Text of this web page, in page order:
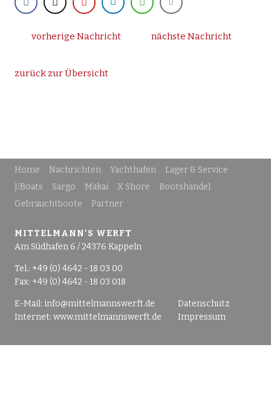
vorherige Nachricht nächste Nachricht
zurück zur Übersicht
Home Nachrichten Yachthafen
Lager & Service
J/Boats
Sargo Makai X Shore
Bootshandel
Gebrauchtboote
Partner
MITTELMANN'S WERFT
Am Südhafen 6 / 24376 Kappeln
Tel.: +49 (0) 4642 - 18 03 00
Fax: +49 (0) 4642 - 18 03 018
E-Mail: info@mittelmannswerft.de
Internet: www.mittelmannswerft.de
Datenschutz
Impressum